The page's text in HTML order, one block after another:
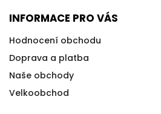
INFORMACE PRO VÁS
Hodnocení obchodu
Doprava a platba
Naše obchody
Velkoobchod